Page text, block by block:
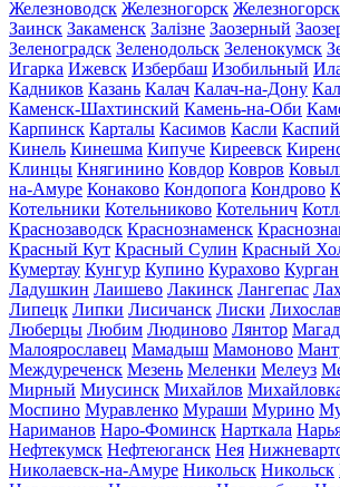
Железноводск Железногорск Железногорск
Заинск Закаменск Залізне Заозерный
Зеленоградск Зеленодольск Зеленокумск
Игарка Ижевск Избербаш Изобильный
Кадников Казань Калач Калач-на-Дону
Каменск-Шахтинский Камень-на-Оби
Карпинск Карталы Касимов Касли
Кинель Кинешма Кипуче Киреевск
Клинцы Княгинино Ковдор Ковров
на-Амуре Конаково Кондопога Кондрово
Котельники Котельниково Котельнич
Краснозаводск Краснознаменск
Красный Кут Красный Сулин Красный
Кумертау Кунгур Купино Курахово Курган
Ладушкин Лаишево Лакинск Лангепас
Липецк Липки Лисичанск Лиски
Люберцы Любим Людиново Лянтор
Малоярославец Мамадыш Мамоново
Междуреченск Мезень Меленки Мелеуз
Мирный Миусинск Михайлов
Моспино Муравленко Мураши Мурино
Нариманов Наро-Фоминск Нарткала
Нефтекумск Нефтеюганск Нея
Николаевск-на-Амуре Никольск Никольск